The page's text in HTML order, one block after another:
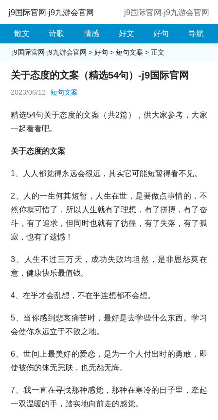
j9国际官网-j9九游会官网 j9国际官网-j9九游会官网
散文 诗歌 情感 好文 好句 导航
j9国际官网-j9九游会官网 > 好句 > 短句文案 > 正文
关于态度的文案（精选54句）-j9国际官网
2023/06/12 短句文案
精选54句关于态度的文案（共2篇），供大家参考，大家
一起看看吧。
关于态度的文案
1、人人都觉得永远会很远，其实它可能短暂得看不见。
2、人的一生何其短暂，人生在世，是要做点事情的，不
然你就可惜了，所以人生就有了理想，有了拼搏，有了奋
斗，有了追求，但同时也就有了彷徨，有了失落，有了孤
寂，也有了遗憾！
3、人生不过三万天，成功失败均坦然，是非恩怨莫在
意，健康快乐最值钱。
4、在乎才会乱想，不在乎连想都不会想。
5、当你感到悲哀痛苦时，最好是去学些什么东西。学习
会使你永远立于不败之地。
6、世间上最美好的爱恋，是为一个人付出时的勇敢，即
使被伤的体无完肤，也无怨无悔。
7、我一直在寻找那种感觉，那种在寒冷的日子里，牵起
一双温暖的手，踏实地向前走的感觉。